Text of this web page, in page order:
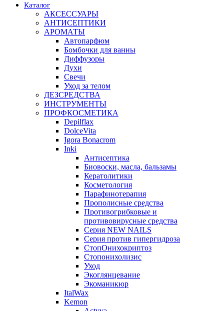
Каталог
АКСЕССУАРЫ
АНТИСЕПТИКИ
АРОМАТЫ
Автопарфюм
Бомбочки для ванны
Диффузоры
Духи
Свечи
Уход за телом
ДЕЗСРЕДСТВА
ИНСТРУМЕНТЫ
ПРОФКОСМЕТИКА
Depilflax
DolceVita
Igora Bonacrom
Inki
Антисептика
Биовоски, масла, бальзамы
Кератолитики
Косметология
Парафинотерапия
Прополисные средства
Противогрибковые и
противовирусные средства
Серия NEW NAILS
Серия против гипергидроза
СтопОнихокриптоз
Стопонихолизис
Уход
Экоглянцевание
Экоманикюр
ItalWax
Kemon